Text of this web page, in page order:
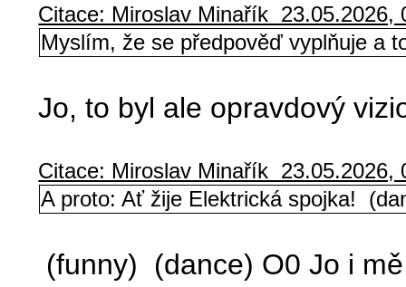
Citace: Miroslav Minařík 23.05.2026,
Myslím, že se předpověď vyplňuje a
Jo, to byl ale opravdový
Citace: Miroslav Minařík 23.05.2026,
A proto: Ať žije Elektrická spojka!
(funny) (dance) O0 Jo i